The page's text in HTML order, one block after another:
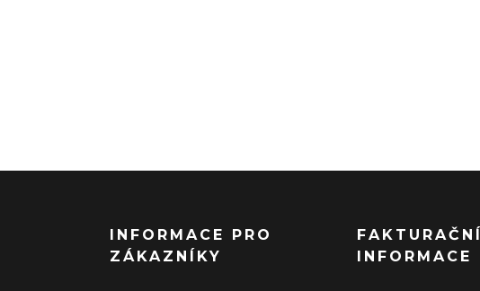
INFORMACE PRO
ZÁKAZNÍKY
FAKTURAČNÍ
INFORMACE